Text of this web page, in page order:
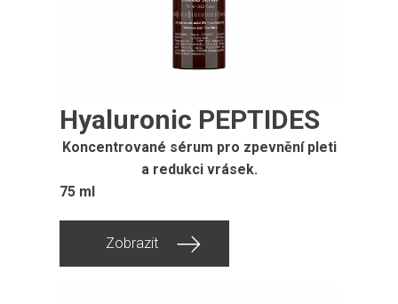
Hyaluronic PEPTIDES
Koncentrované sérum pro zpevnění pleti
a redukci vrásek.
75 ml
Zobrazit